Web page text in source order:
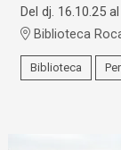
Del dj. 16.10.25
Biblioteca
Biblioteca